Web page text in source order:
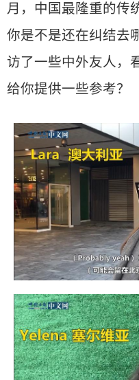
月，中国最隆重的传
你是不是还在纠结去
访了一些中外友人，
给你提供一些参考？